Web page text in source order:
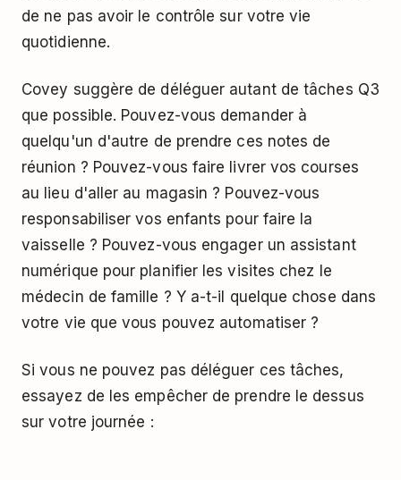
de ne pas avoir le contrôle sur votre vie
quotidienne.
Covey suggère de déléguer autant de tâches Q3
que possible. Pouvez-vous demander à
quelqu'un d'autre de prendre ces notes de
réunion ? Pouvez-vous faire livrer vos courses
au lieu d'aller au magasin ? Pouvez-vous
responsabiliser vos enfants pour faire la
vaisselle ? Pouvez-vous engager un assistant
numérique pour planifier les visites chez le
médecin de famille ? Y a-t-il quelque chose dans
votre vie que vous pouvez automatiser ?
Si vous ne pouvez pas déléguer ces tâches,
essayez de les empêcher de prendre le dessus
sur votre journée :